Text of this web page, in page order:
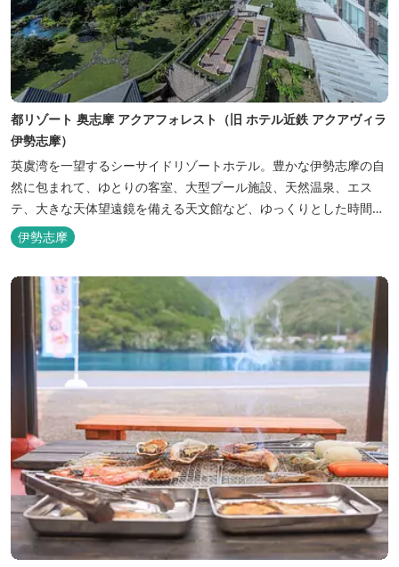
都リゾート 奥志摩 アクアフォレスト（旧 ホテル近鉄 アクアヴィラ
伊勢志摩）
英虞湾を一望するシーサイドリゾートホテル。豊かな伊勢志摩の自
然に包まれて、ゆとりの客室、大型プール施設、天然温泉、エス
テ、大きな天体望遠鏡を備える天文館など、ゆっくりとした時間を
楽しみながら過ごすことができます。 屋内プール：通年 屋外プー
ル：2025年7月19日（土）～8月31日（日）
伊勢志摩